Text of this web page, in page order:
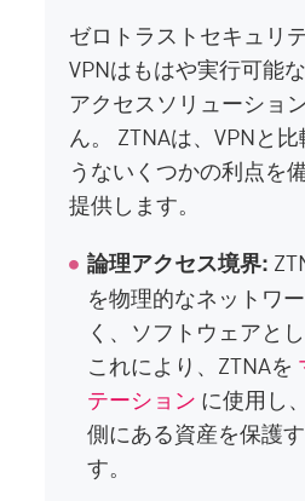
ゼロトラストセキュリ
VPNはもはや実行可能
アクセスソリューショ
ん。 ZTNAは、VPNと
うないくつかの利点を
提供します。
論理アクセス境界:
を物理的なネットワ
く、ソフトウェアと
これにより、ZTNAを
テーション に使用し
側にある資産を保護
す。